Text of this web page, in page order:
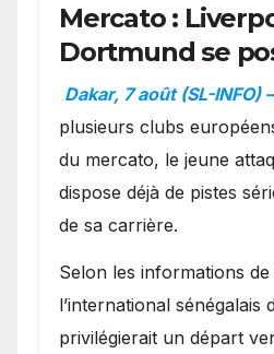
Mercato :
Dortmund se
en favoris pour
Ibrahim Mbaye
Dakar, 7 août (SL-INFO) –
plusieurs clubs
du mercato, le jeune
dispose déjà de pistes
de sa carrière.
Selon les informations de
l’international sénégalais
privilégierait un départ